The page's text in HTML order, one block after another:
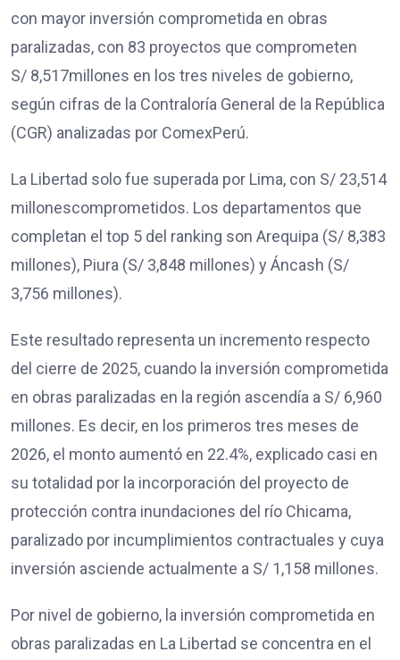
con mayor inversión comprometida en obras
paralizadas, con 83 proyectos que comprometen
S/ 8,517millones en los tres niveles de gobierno,
según cifras de la Contraloría General de la República
(CGR) analizadas por ComexPerú.
La Libertad solo fue superada por Lima, con S/ 23,514
millonescomprometidos. Los departamentos que
completan el top 5 del ranking son Arequipa (S/ 8,383
millones), Piura (S/ 3,848 millones) y Áncash (S/
3,756 millones).
Este resultado representa un incremento respecto
del cierre de 2025, cuando la inversión comprometida
en obras paralizadas en la región ascendía a S/ 6,960
millones. Es decir, en los primeros tres meses de
2026, el monto aumentó en 22.4%, explicado casi en
su totalidad por la incorporación del proyecto de
protección contra inundaciones del río Chicama,
paralizado por incumplimientos contractuales y cuya
inversión asciende actualmente a S/ 1,158 millones.
Por nivel de gobierno, la inversión comprometida en
obras paralizadas en La Libertad se concentra en el